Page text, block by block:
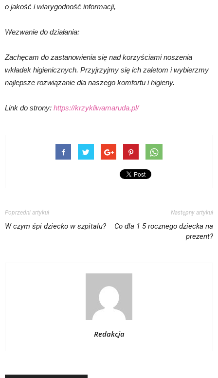
o jakość i wiarygodność informacji,
Wezwanie do działania:
Zachęcam do zastanowienia się nad korzyściami noszenia
wkładek higienicznych. Przyjrzyjmy się ich zaletom i wybierzmy
najlepsze rozwiązanie dla naszego komfortu i higieny.
Link do strony: https://krzykliwamaruda.pl/
Poprzedni artykuł
W czym śpi dziecko w szpitalu?
Następny artykuł
Co dla 1 5 rocznego dziecka na
prezent?
Redakcja